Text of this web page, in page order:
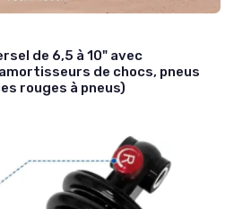
de 6,5 à 10" avec
de chocs, pneus
rouges à pneus)